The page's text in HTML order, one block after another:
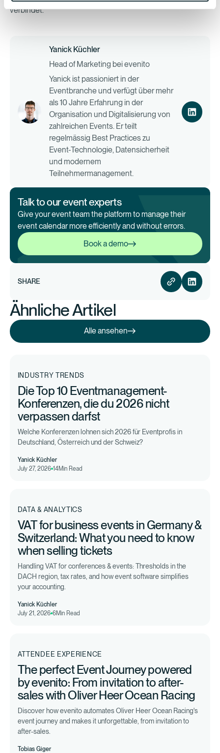
verbindet.
Yanick Küchler
Head of Marketing bei evenito
Yanick ist passioniert in der
Eventbranche und verfügt über mehr
als 10 Jahre Erfahrung in der
Organisation und Digitalisierung von
zahlreichen Events. Er teilt
regelmässig Best Practices zu
Event-Technologie, Datensicherheit
und modernem
Teilnehmermanagement.
Talk to our event experts
Give your event team the platform to manage their
event calendar more efficiently and without errors.
Book a demo
SHARE
Ähnliche Artikel
Alle ansehen
INDUSTRY TRENDS
Die Top 10 Eventmanagement-
Konferenzen, die du 2026 nicht
verpassen darfst
Welche Konferenzen lohnen sich 2026 für Eventprofis in
Deutschland, Österreich und der Schweiz?
Yanick Küchler
July 27, 2026 14Min Read
DATA & ANALYTICS
VAT for business events in Germany &
Switzerland: What you need to know
when selling tickets
Handling VAT for conferences & events: Thresholds in the
DACH region, tax rates, and how event software simplifies
your accounting.
Yanick Küchler
July 21, 2026 6Min Read
ATTENDEE EXPERIENCE
The perfect Event Journey powered
by evenito: From invitation to after-
sales with Oliver Heer Ocean Racing
Discover how evenito automates Oliver Heer Ocean Racing's
event journey and makes it unforgettable, from invitation to
after-sales.
Tobias Giger